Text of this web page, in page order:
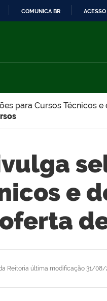
COMUNICA BR
para Cursos Técnicos
e
oferta
Reitoria última modificação 31/08/